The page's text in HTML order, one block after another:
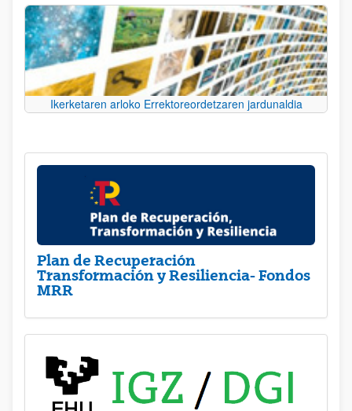
Ikerketaren arloko Errektoreordetzaren jardunaldia
Plan de Recuperación
Transformación y Resiliencia- Fondos
MRR